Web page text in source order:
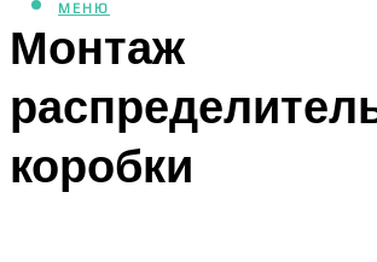
МЕНЮ
Монтаж
коробки